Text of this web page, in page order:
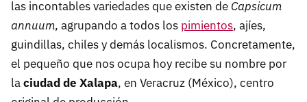
las incontables variedades que existen de Capsicum
annuum, agrupando a todos los pimientos, ajíes,
guindillas, chiles y demás localismos. Concretamente,
el pequeño que nos ocupa hoy recibe su nombre por
laciudad de Xalapa, en Veracruz (México), centro